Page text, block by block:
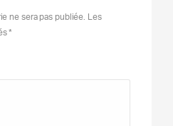
ne sera pas publiée. Les
*